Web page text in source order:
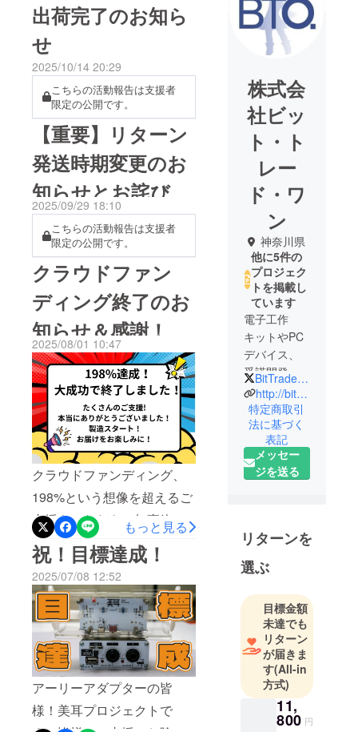
出荷完了のお知ら
せ
2025/10/14 20:29
こちらの活動報告は支援者
限定の公開です。
【重要】リターン
発送時期変更のお
知らせとお詫び
2025/09/29 18:10
こちらの活動報告は支援者
限定の公開です。
クラウドファン
ディング終了のお
知らせ＆感謝！
2025/08/01 10:47
クラウドファンディング、
198%という想像を超えるご
支援をいただき、無事終了
いたしました！ご支援くだ
さった皆さま、本当にあり
がとうございました！！皆
さんのおかげで、いよいよ
製造に入ります。ひとつひ
とつ丁寧に、心を込めてお
届けできるよう準備を進め
ていきますので、ぜひ楽し
みにお待ちください！今後
もっと見る
祝！目標達成！
2025/07/08 12:52
アーリーアダプターの皆
様！美耳プロジェクトで
株式会
社ビッ
ト・ト
レー
ド・ワ
ン
神奈川県
他に5件の
プロジェク
トを掲載し
ています
電子工作
キットやPC
デバイス、
受諾開発な
どを営む
ハードウェ
アメーカー
です。
BitTradeOne
http://bit-trade-one.co.jp/
特定商取引
法に基づく
表記
メッセー
ジを送る
リターンを
選ぶ
目標金額
未達でも
リターン
が届きま
す(All-in
方式)
11,
800 円